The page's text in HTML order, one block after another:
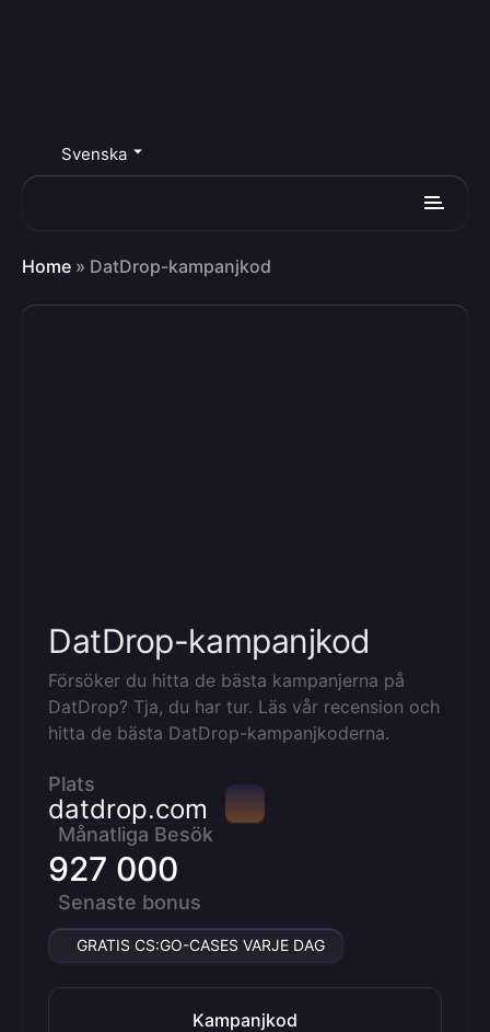
Svenska
Home » DatDrop-kampanjkod
DatDrop-kampanjkod
Försöker du hitta de bästa kampanjerna på
DatDrop? Tja, du har tur. Läs vår recension och
hitta de bästa DatDrop-kampanjkoderna.
Plats
datdrop.com
Månatliga Besök
927 000
Senaste bonus
GRATIS CS:GO-CASES VARJE DAG
Kampanjkod